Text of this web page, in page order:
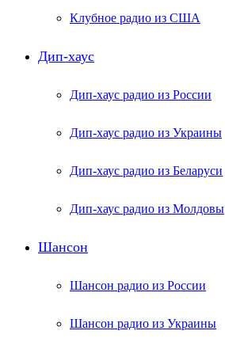
Клубное радио из США
Дип-хаус
Дип-хаус радио из России
Дип-хаус радио из Украины
Дип-хаус радио из Беларуси
Дип-хаус радио из Молдовы
Шансон
Шансон радио из России
Шансон радио из Украины